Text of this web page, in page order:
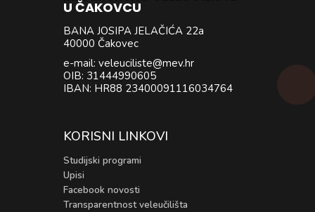
U ČAKOVCU
BANA JOSIPA JELAČIĆA 22a
40000 Čakovec
e-mail: veleuciliste@mev.hr
OIB: 31444990605
IBAN: HR88 23400091116034764
KORISNI LINKOVI
Studijski programi
Upisi
Facebook novosti
Transparentnost veleučilišta